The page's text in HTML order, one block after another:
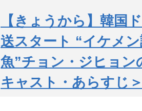
【きょうから】韓国
送スタート “イケメ
魚”チョン・ジヒョン
キャスト・あらすじ＞